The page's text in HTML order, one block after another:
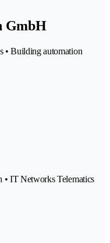
GmbH
• Building automation
• IT Networks Telematics